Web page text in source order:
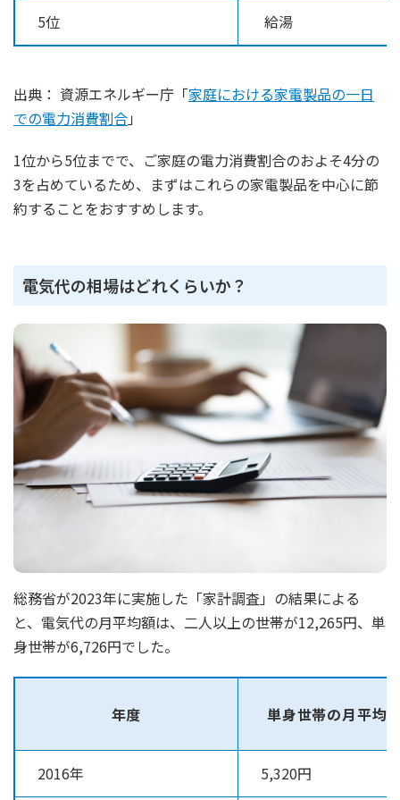
5位 給湯
出典： 資源エネルギー庁「家庭における家電製品の一日
での電力消費割合」
1位から5位までで、ご家庭の電力消費割合のおよそ4分の
3を占めているため、まずはこれらの家電製品を中心に節
約することをおすすめします。
電気代の相場はどれくらいか？
総務省が2023年に実施した「家計調査」の結果による
と、電気代の月平均額は、二人以上の世帯が12,265円、単
身世帯が6,726円でした。
年度 単身世帯の月平均
2016年 5,320円